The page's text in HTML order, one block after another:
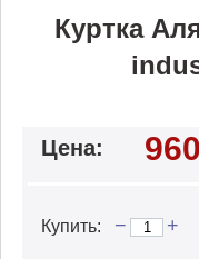
Куртка
Цена:
Купить: − +